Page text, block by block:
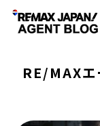
RE/MAXエ